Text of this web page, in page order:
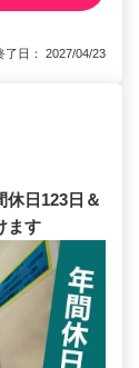
日： 2027/04/23
休日123日＆
ます